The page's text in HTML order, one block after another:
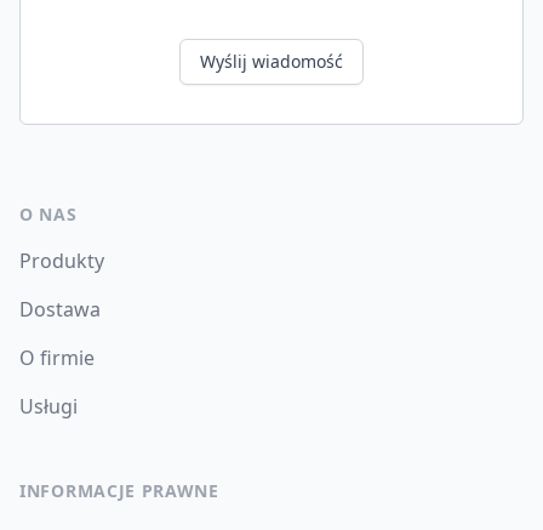
Wyślij wiadomość
O NAS
Produkty
Dostawa
O firmie
Usługi
INFORMACJE PRAWNE